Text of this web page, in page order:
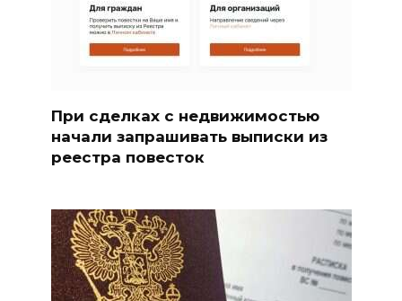
При сделках с недвижимостью
начали запрашивать выписки из
реестра повесток